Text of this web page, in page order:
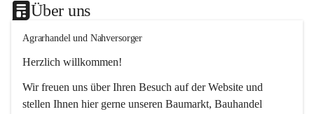
Über uns
Agrarhandel und Nahversorger
Herzlich willkommen!
Wir freuen uns über Ihren Besuch auf der Website und
stellen Ihnen hier gerne unseren Baumarkt, Bauhandel